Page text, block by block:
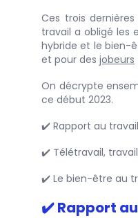
Ces trois
travail a obligé les
hybride et le bien-
et pour des jobeurs
On décrypte
ce début 2023.
✔️ Rapport au
✔️ Télétravail,
✔️ Le bien-être au
✔️ Rapport